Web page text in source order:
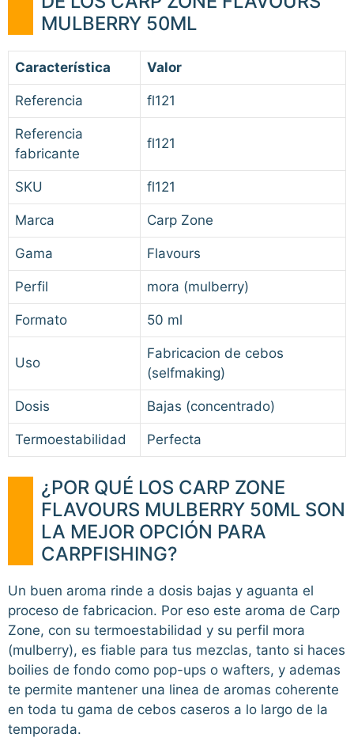
MULBERRY 50ML
Característica Valor
Referencia fl121
Referencia
fabricante
fl121
SKU fl121
Marca Carp Zone
Gama Flavours
Perfil mora (mulberry)
Formato 50 ml
Uso
Fabricacion de cebos
(selfmaking)
Dosis Bajas (concentrado)
Termoestabilidad Perfecta
¿POR QUÉ LOS CARP ZONE
FLAVOURS MULBERRY 50ML SON
LA MEJOR OPCIÓN PARA
CARPFISHING?
Un buen aroma rinde a dosis bajas y aguanta el
proceso de fabricacion. Por eso este aroma de Carp
Zone, con su termoestabilidad y su perfil mora
(mulberry), es fiable para tus mezclas, tanto si haces
boilies de fondo como pop-ups o wafters, y ademas
te permite mantener una linea de aromas coherente
en toda tu gama de cebos caseros a lo largo de la
temporada.